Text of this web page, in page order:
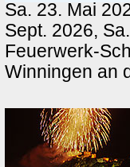
Sa. 23. Mai
Sept. 2026,
Feuerwerk-
Winningen an